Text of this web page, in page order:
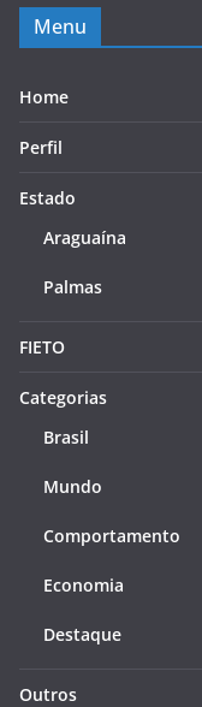
Menu
Home
Perfil
Estado
Araguaína
Palmas
FIETO
Categorias
Brasil
Mundo
Comportamento
Economia
Destaque
Outros